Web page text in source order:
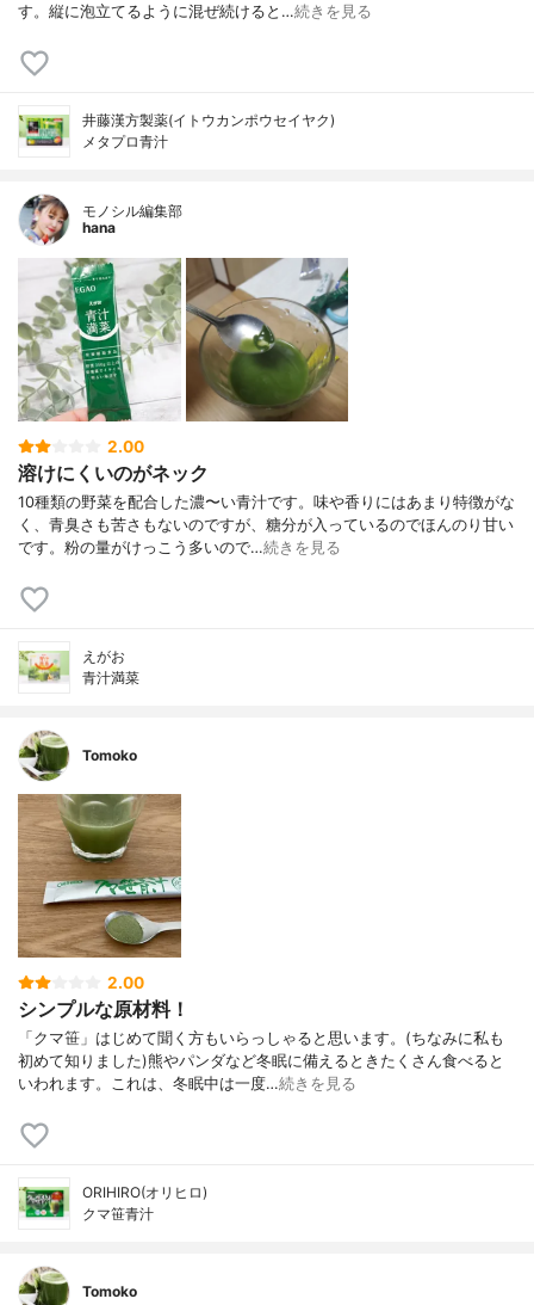
す。縦に泡立てるように混ぜ続けると…続きを見る
井藤漢方製薬(イトウカンポウセイヤク)
メタプロ青汁
モノシル編集部
hana
2.00
溶けにくいのがネック
10種類の野菜を配合した濃〜い青汁です。味や香りにはあまり特徴がな
く、青臭さも苦さもないのですが、糖分が入っているのでほんのり甘い
です。粉の量がけっこう多いので…続きを見る
えがお
青汁満菜
Tomoko
2.00
シンプルな原材料！
「クマ笹」はじめて聞く方もいらっしゃると思います。(ちなみに私も
初めて知りました)熊やパンダなど冬眠に備えるときたくさん食べると
いわれます。これは、冬眠中は一度…続きを見る
ORIHIRO(オリヒロ)
クマ笹青汁
Tomoko